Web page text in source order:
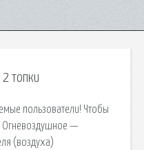
топки
пользователи! Чтобы
Огневоздушное —
(воздуха)